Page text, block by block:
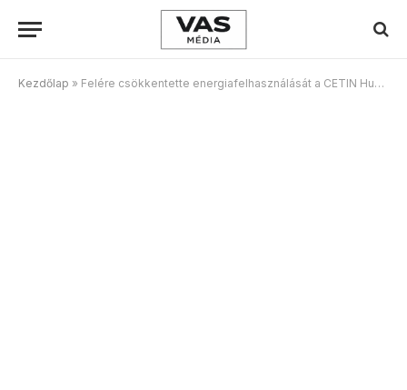
Kezdőlap » Felére csökkentette energiafelhasználását a CETIN Hungary – 4500 háztartás éves fogyasztásának megfelelő megtakarítás